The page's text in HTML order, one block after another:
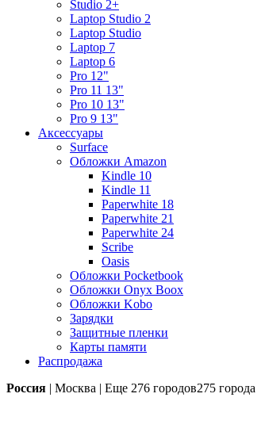
Studio 2+
Laptop Studio 2
Laptop Studio
Laptop 7
Laptop 6
Pro 12"
Pro 11 13"
Pro 10 13"
Pro 9 13"
Аксессуары
Surface
Обложки Amazon
Kindle 10
Kindle 11
Paperwhite 18
Paperwhite 21
Paperwhite 24
Scribe
Oasis
Обложки Pocketbook
Обложки Onyx Boox
Обложки Kobo
Зарядки
Защитные пленки
Карты памяти
Распродажа
Россия | Москва | Еще 276 городов275 города